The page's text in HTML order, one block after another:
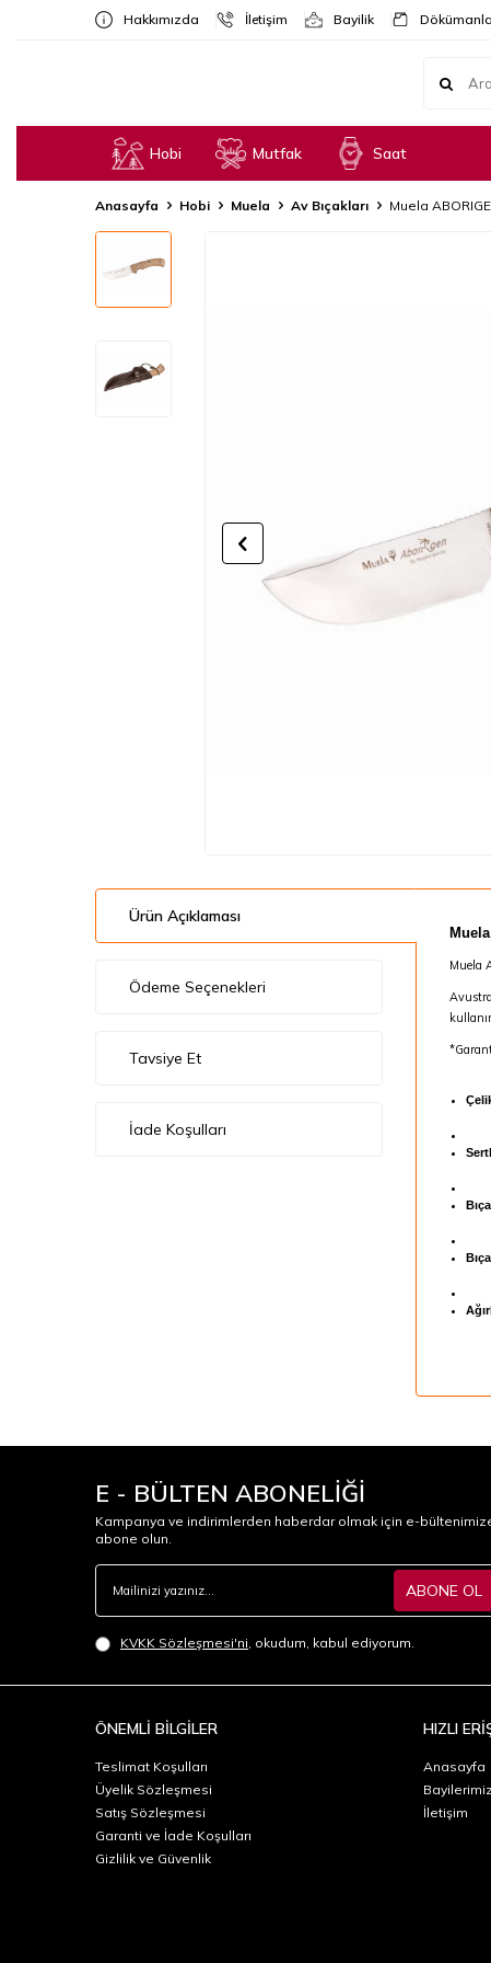
Hakkımızda İletişim Bayilik
Hobi Mutfak Saat
Anasayfa Hobi Muela Av Bıçakları Muela
Ürün Açıklaması
Ödeme Seçenekleri
Tavsiye Et
İade Koşulları
Muela
E - BÜLTEN ABONELİĞİ
Kampanya ve indirimlerden haberdar olmak için e-
abone olun.
ABONE OL
KVKK Sözleşmesi'ni, okudum, kabul ediyorum.
ÖNEMLİ BİLGİLER
Teslimat Koşulları
Üyelik Sözleşmesi
Satış Sözleşmesi
Garanti ve İade Koşulları
Gizlilik ve Güvenlik
HIZLI
Anasayfa
İletişim